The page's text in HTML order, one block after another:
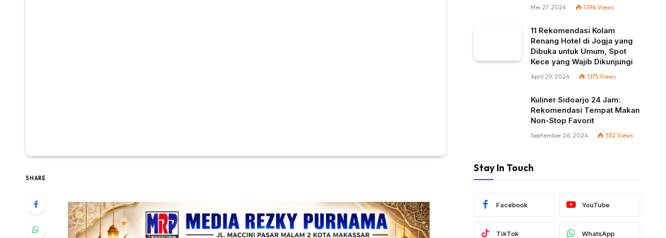
SHARE
Mei 27, 2024 1,194 Views
11 Rekomendasi Kolam
Renang Hotel di Jogja yang
Dibuka untuk Umum, Spot
Kece yang Wajib Dikunjungi
April 29, 2024 1,175 Views
Kuliner Sidoarjo 24 Jam:
Rekomendasi Tempat Makan
Non-Stop Favorit
September 26, 2024 532 Views
Stay In Touch
Facebook YouTube
TikTok WhatsApp